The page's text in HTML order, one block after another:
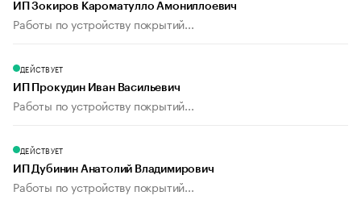
ИП Зокиров Кароматулло Амониллоевич
Работы по устройству покрытий...
ДЕЙСТВУЕТ
ИП Прокудин Иван Васильевич
Работы по устройству покрытий...
ДЕЙСТВУЕТ
ИП Дубинин Анатолий Владимирович
Работы по устройству покрытий...